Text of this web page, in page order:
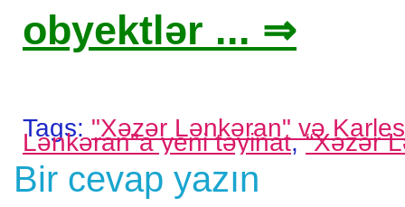
obyektlər ... ⇒
Tags: "Xəzər Lənkəran" və
Lənkəran"a yeni təyinat,“Xəzər
Bir cevap yazın